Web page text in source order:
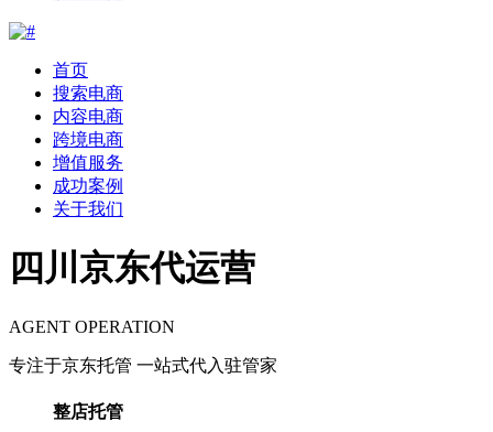
首页
搜索电商
内容电商
跨境电商
增值服务
成功案例
关于我们
四川京东代运营
AGENT OPERATION
专注于京东托管 一站式代入驻管家
整店托管